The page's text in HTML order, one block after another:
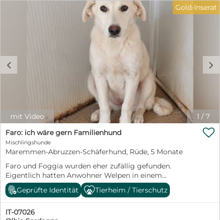
1 / 7
c d
mit Video
Gold-Inserat
Faro: ich wäre gern Familienhund
Mischlingshunde
Maremmen-Abruzzen-Schäferhund, Rüde, 5 Monate
Faro und Foggia wurden eher zufällig gefunden.
Eigentlich hatten Anwohner Welpen in einem
abgelegenen Gelände entdeckt. Nachdem man sie
gefunden hatte, und man auf dem Rückweg war, fand
man unweit noch zwei weitere Welpen. Da sie den
Anderen sehr ähnlich sahen, kann man davon

Geprüfte Identität Tierheim / Tierschutz
IT-07026